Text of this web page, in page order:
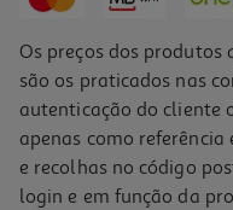
Os preços dos produtos
são os praticados nas
autenticação do cliente
apenas como
e recolhas no código
login e em função da